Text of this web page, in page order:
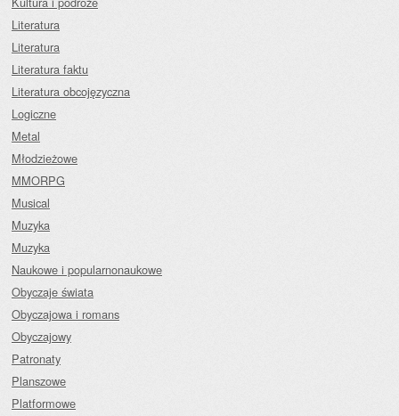
Literatura
Literatura
Literatura faktu
Literatura obcojęzyczna
Logiczne
Metal
Młodzieżowe
MMORPG
Musical
Muzyka
Muzyka
Naukowe i popularnonaukowe
Obyczaje świata
Obyczajowa i romans
Obyczajowy
Patronaty
Planszowe
Platformowe